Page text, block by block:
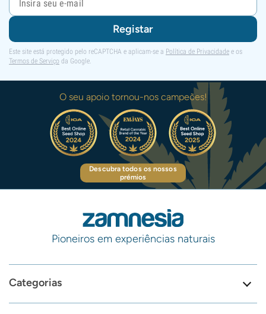
Registar
Este site está protegido pelo reCAPTCHA e aplicam-se a Política de Privacidade e os
Termos de Serviço da Google.
O seu apoio tornou-nos campeões!
Descubra todos os nossos
prémios
Pioneiros em experiências naturais
Categorias